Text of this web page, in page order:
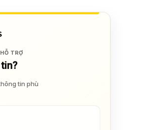
TRỢ
tin phù